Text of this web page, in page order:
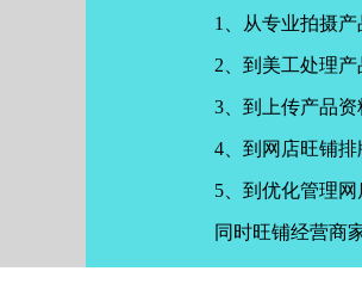
1、从专业拍摄产
2、到美工处理产
3、到上传产品资
4、到网店旺铺排
5、到优化管理网
同时旺铺经营商